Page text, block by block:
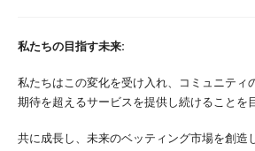
私たちの目指す未来:
私たちはこの変化を受け入れ、コミュニティ
期待を超えるサービスを提供し続けることを
共に成長し、未来のベッティング市場を創造